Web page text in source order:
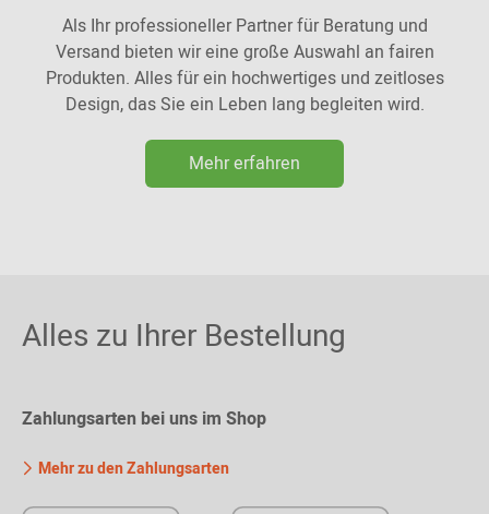
Als Ihr professioneller Partner für Beratung und
Versand bieten wir eine große Auswahl an fairen
Produkten. Alles für ein hochwertiges und zeitloses
Design, das Sie ein Leben lang begleiten wird.
Mehr erfahren
Alles zu Ihrer Bestellung
Zahlungsarten bei uns im Shop
Mehr zu den Zahlungsarten